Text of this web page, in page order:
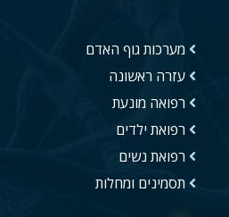
מערכות גוף האדם
עזרה ראשונה
רפואה מונעת
רפואת ילדים
רפואת נשים
תסמינים ומחלות